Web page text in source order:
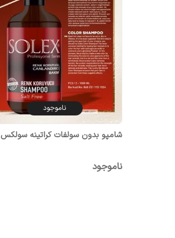
ناموجود
شامپو بدون سولفات کراتینه سولکس
ناموجود